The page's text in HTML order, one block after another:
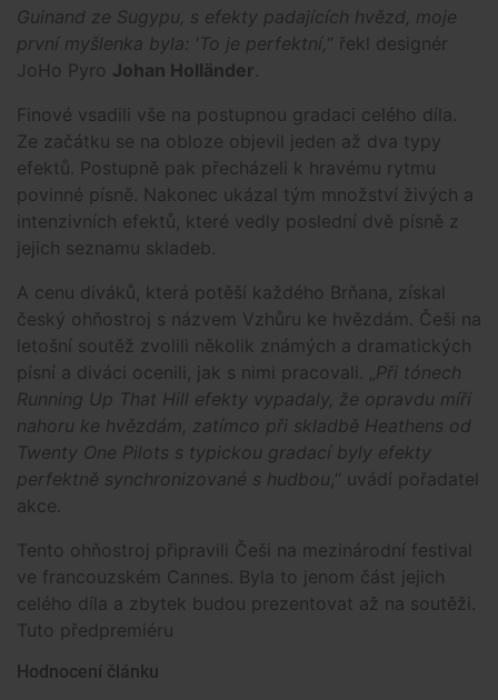
Guinand ze Sugypu, s efekty padajících hvězd, moje
první myšlenka byla: 'To je perfektní, “ řekl designér
JoHo Pyro Johan Holländer.
Finové vsadili vše na postupnou gradaci celého díla.
Ze začátku se na obloze objevil jeden až dva typy
efektů. Postupně pak přecházeli k hravému rytmu
povinné písně. Nakonec ukázal tým množství živých a
intenzivních efektů, které vedly poslední dvě písně z
jejich seznamu skladeb.
A cenu diváků, která potěší každého Brňana, získal
český ohňostroj s názvem Vzhůru ke hvězdám. Češi na
letošní soutěž zvolili několik známých a dramatických
písní a diváci ocenili, jak s nimi pracovali. „ Při tónech
Running Up That Hill efekty vypadaly, že opravdu míří
nahoru ke hvězdám, zatímco při skladbě Heathens od
Twenty One Pilots s typickou gradací byly efekty
perfektně synchronizované s hudbou ,“ uvádí pořadatel
akce.
Tento ohňostroj připravili Češi na mezinárodní festival
ve francouzském Cannes. Byla to jenom část jejich
celého díla a zbytek budou prezentovat až na soutěži.
Tuto předpremiéru
Hodnocení článku